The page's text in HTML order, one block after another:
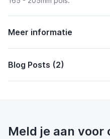
Meer informatie
Blog Posts (2)
Meld je aan